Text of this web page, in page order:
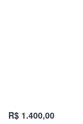
R$ 1.400,00